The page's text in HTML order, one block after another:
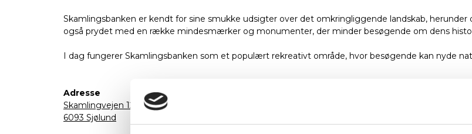
Skamlingsbanken er kendt for sine smukke udsigter over det omkringliggende landskab,
også prydet med en række mindesmærker og monumenter, der minder besøgende om dens
I dag fungerer Skamlingsbanken som et populært rekreativt område, hvor besøgende kan nyde
Adresse
Skamlingvejen 125
6093 Sjølund